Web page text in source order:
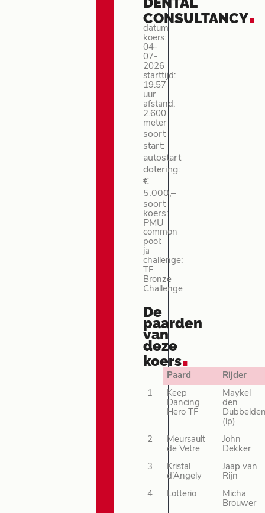
CONSULTANCY.
datum
koers:
04-
07-
2026
starttijd:
19.57
uur
afstand:
2.600
meter
soort
start:
autostart
dotering:
€
5.000,–
soort
koers:
PMU
common
pool:
ja
challenge:
TF
Bronze
Challenge
De
paarden
van
deze
koers.
Paard
Rijder
1
Keep
Dancing
Hero TF
Maykel
den
(lp)
2
Meursault
de Vetre
John
Dekker
3
Kristal
d’Angely
Jaap van
Rijn
4
Lotterio
Micha
Brouwer